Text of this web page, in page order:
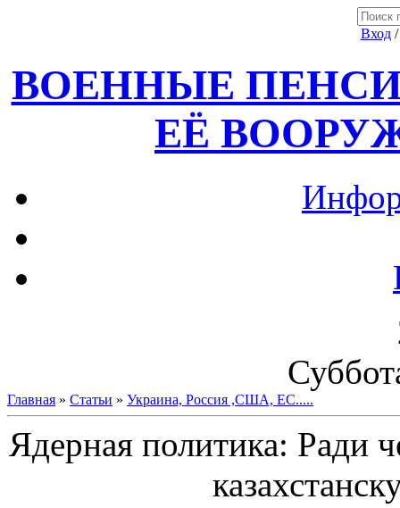
Вход
ВОЕННЫЕ
ЕЁ
Главная » Статьи » Украина, Россия ,США, ЕС.....
Ядерная политика: Ради